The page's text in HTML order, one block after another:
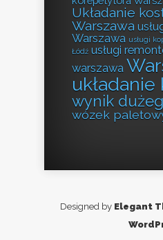
Układanie
Warszawa
Warszawa usługi
Łódź usługi
warszawa
układanie
wynik
wózek
Designed by Elegant